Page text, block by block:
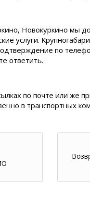
Новокуркино мы
услуги.
по
ответить.
по почте или же
в транспортных